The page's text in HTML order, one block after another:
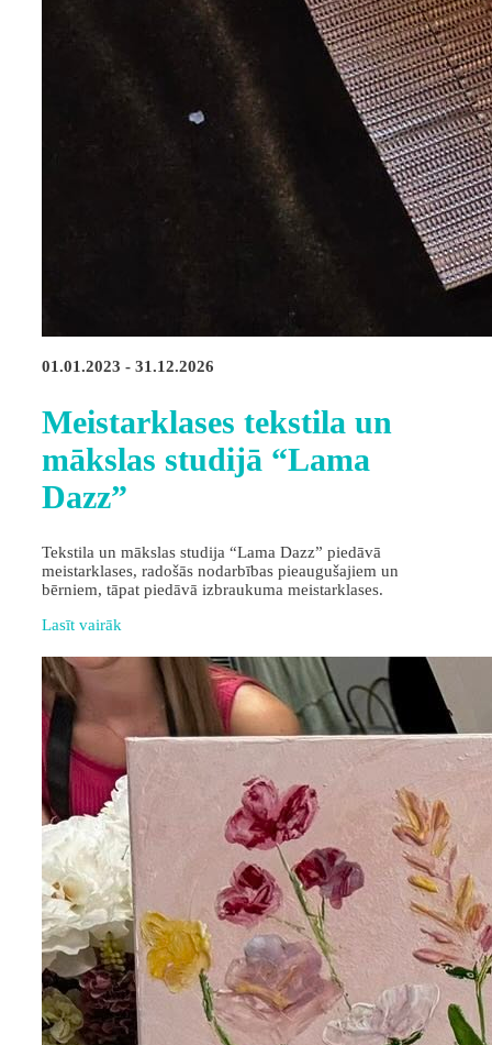
01.01.2023 - 31.12.2026
Meistarklases tekstila un
mākslas studijā “Lama
Dazz”
Tekstila un mākslas studija “Lama Dazz” piedāvā
meistarklases, radošās nodarbības pieaugušajiem un
bērniem, tāpat piedāvā izbraukuma meistarklases.
Lasīt vairāk